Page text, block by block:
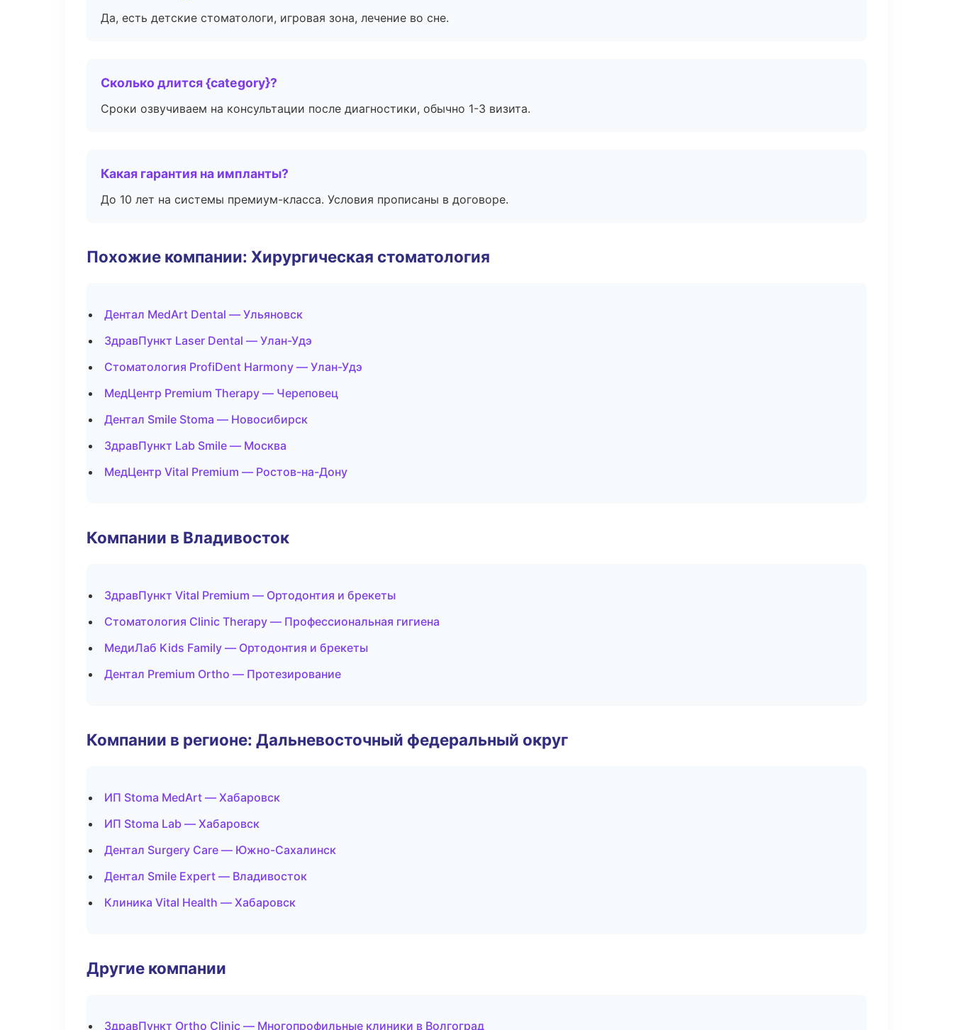
Да, есть детские стоматологи, игровая зона, лечение во сне.
Сколько длится {category}?
Сроки озвучиваем на консультации после диагностики, обычно 1-3 визита.
Какая гарантия на импланты?
До 10 лет на системы премиум-класса. Условия прописаны в договоре.
Похожие компании: Хирургическая стоматология
Дентал MedArt Dental — Ульяновск
ЗдравПункт Laser Dental — Улан-Удэ
Стоматология ProfiDent Harmony — Улан-Удэ
МедЦентр Premium Therapy — Череповец
Дентал Smile Stoma — Новосибирск
ЗдравПункт Lab Smile — Москва
МедЦентр Vital Premium — Ростов-на-Дону
Компании в Владивосток
ЗдравПункт Vital Premium — Ортодонтия и брекеты
Стоматология Clinic Therapy — Профессиональная гигиена
МедиЛаб Kids Family — Ортодонтия и брекеты
Дентал Premium Ortho — Протезирование
Компании в регионе: Дальневосточный федеральный округ
ИП Stoma MedArt — Хабаровск
ИП Stoma Lab — Хабаровск
Дентал Surgery Care — Южно-Сахалинск
Дентал Smile Expert — Владивосток
Клиника Vital Health — Хабаровск
Другие компании
ЗдравПункт Ortho Clinic — Многопрофильные клиники в Волгоград